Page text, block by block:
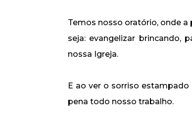
Temos nosso oratório, onde
seja: evangelizar brincando,
nossa Igreja.
E ao ver o sorriso
pena todo nosso trabalho.